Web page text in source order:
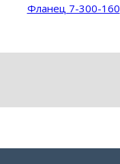
Фланец 7-300-160